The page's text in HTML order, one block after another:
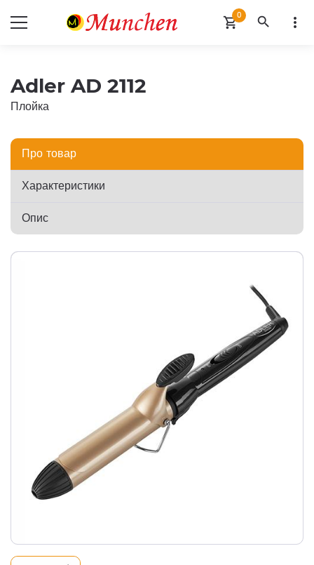
shopping_cart0 search more_vert
Adler AD 2112
Плойка
Про товар
Характеристики
Опис